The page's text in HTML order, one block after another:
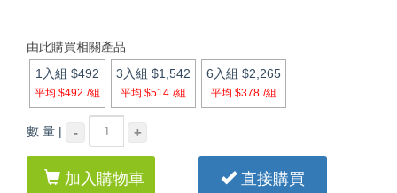
由此購買相關產品
1入組 $492
平均 $492 /組
3入組 $1,542
平均 $514 /組
6入組 $2,265
平均 $378 /組
數 量 | - +
加入購物車 直接購買